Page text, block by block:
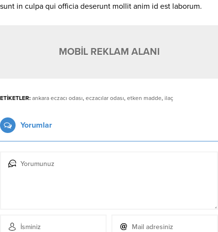
sunt in culpa qui officia deserunt mollit anim id est laborum.
MOBİL REKLAM ALANI
ETİKETLER: ankara eczacı odası, eczacılar odası, etken madde, ilaç
Yorumlar